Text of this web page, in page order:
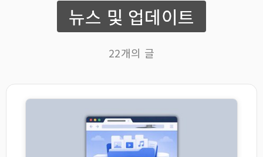
뉴스 및 업데이트
22개의 글